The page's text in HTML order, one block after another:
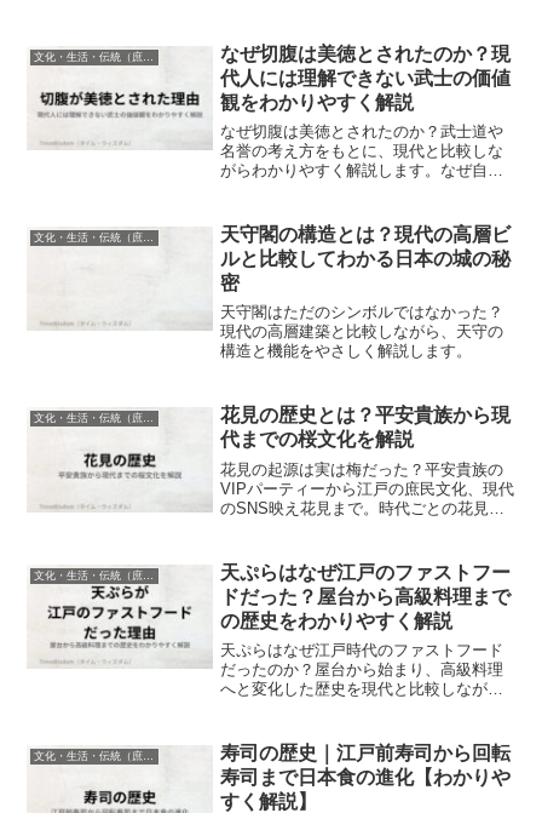
しく理解できる解説記事です。七福神巡
りの現代的な楽しみ方も紹介していま
す。
なぜ切腹は美徳とされたのか？現
代人には理解できない武士の価値
観をわかりやすく解説
なぜ切腹は美徳とされたのか？武士道や
名誉の考え方をもとに、現代と比較しな
がらわかりやすく解説します。なぜ自ら
文化・生活・伝統（庶民・日常・食文化）
天守閣の構造とは？現代の高層ビ
ルと比較してわかる日本の城の秘
密
天守閣はただのシンボルではなかった？
現代の高層建築と比較しながら、天守の
構造と機能をやさしく解説します。
文化・生活・伝統（庶民・日常・食文化）
花見の歴史とは？平安貴族から現
代までの桜文化を解説
花見の起源は実は梅だった？平安貴族の
VIPパーティーから江戸の庶民文化、現代
のSNS映え花見まで。時代ごとの花見ス
る雑学満載！初心者向け日本文化史。
天ぷらはなぜ江戸のファストフー
ドだった？屋台から高級料理まで
の歴史をわかりやすく解説
天ぷらはなぜ江戸時代のファストフード
だったのか？屋台から始まり、高級料理
へと変化した歴史を現代と比較しながら
文化・生活・伝統（庶民・日常・食文化）
寿司の歴史｜江戸前寿司から回転
寿司まで日本食の進化【わかりや
すく解説】